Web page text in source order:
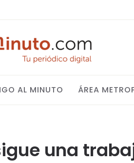
AL MINUTO ÁREA
una